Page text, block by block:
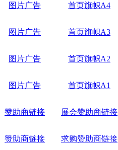
图片广告 首页旗帜A4
图片广告 首页旗帜A3
图片广告 首页旗帜A2
图片广告 首页旗帜A1
赞助商链接 展会赞助商链接
赞助商链接 求购赞助商链接